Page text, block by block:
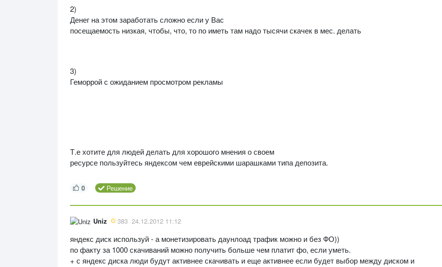
2)
Денег на этом заработать сложно если у Вас
посещаемость низкая, чтобы, что, то по иметь там надо тысячи скачек в мес. делать
3)
Геморрой с ожиданием просмотром рекламы
Т.е хотите для людей делать для хорошого мнения о своем
ресурсе пользуйтесь яндексом чем еврейскими шарашками типа депозита.
0 Решение
Uniz 383 24.12.2012 11:12
яндекс диск используй - а монетизировать даунлоад трафик можно и без ФО))
по факту за 1000 скачиваний можно получить больше чем платит фо, если уметь.
+ с яндекс диска люди будут активнее скачивать и еще активнее если будет выбор между диском и